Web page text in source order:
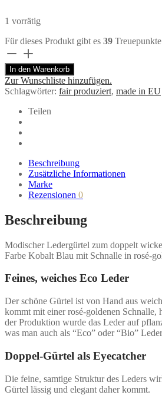
1 vorrätig
Für dieses Produkt gibt es 39
Handgemachter
Ledergürtel
(Eco)
zum
Wickeln
Kobalt
Blau
von
Renske
Menge
In den Warenkorb
Zur Wunschliste hinzufügen.
Schlagwörter: fair produziert, made in EU
Teilen
Beschreibung
Zusätzliche Informationen
Marke
Rezensionen 0
Beschreibung
Modischer Ledergürtel zum doppelt
Farbe Kobalt Blau mit Schnalle in rosé-
Feines, weiches Eco Leder
Der schöne Gürtel ist von Hand aus
kommt mit einer rosé-goldenen Schnalle,
der Produktion wurde das Leder auf
was man auch als “Eco” oder “Bio”
Doppel-Gürtel als Eyecatcher
Die feine, samtige Struktur des Leders
Gürtel lässig und elegant daher kommt.